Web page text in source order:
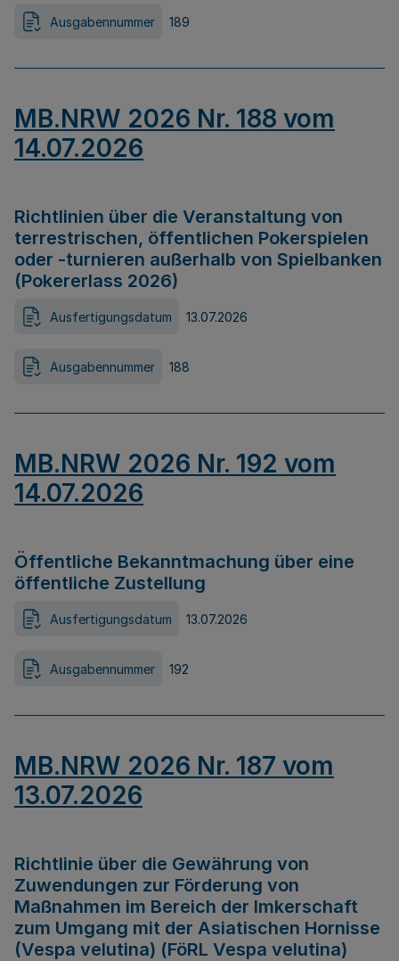
Ausgabennummer 189
MB.NRW 2026 Nr. 188 vom
14.07.2026
Richtlinien über die Veranstaltung von
terrestrischen, öffentlichen Pokerspielen
oder -turnieren außerhalb von Spielbanken
(Pokererlass 2026)
Ausfertigungsdatum 13.07.2026
Ausgabennummer 188
MB.NRW 2026 Nr. 192 vom
14.07.2026
Öffentliche Bekanntmachung über eine
öffentliche Zustellung
Ausfertigungsdatum 13.07.2026
Ausgabennummer 192
MB.NRW 2026 Nr. 187 vom
13.07.2026
Richtlinie über die Gewährung von
Zuwendungen zur Förderung von
Maßnahmen im Bereich der Imkerschaft
zum Umgang mit der Asiatischen Hornisse
(Vespa velutina) (FöRL Vespa velutina)